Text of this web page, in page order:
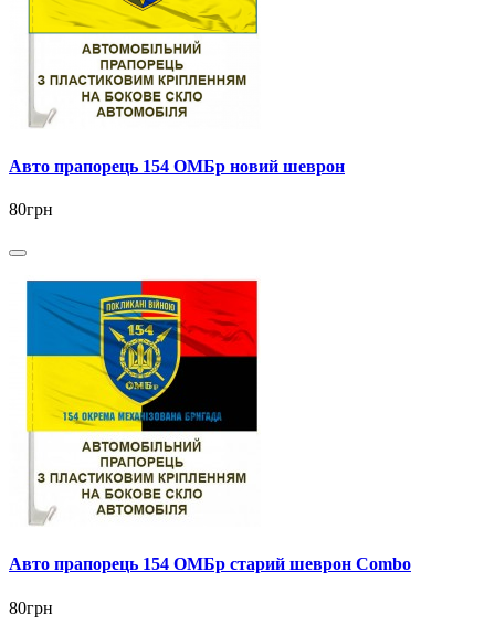
Авто прапорець 154 ОМБр новий шеврон
80грн
Авто прапорець 154 ОМБр старий шеврон Combo
80грн